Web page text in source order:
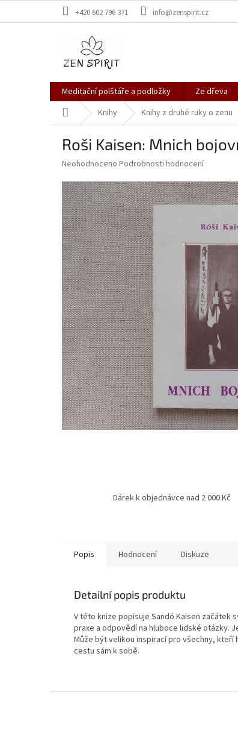
+420 602 796 371 info@zenspirit.cz
Meditační polštáře a podložky Ze dřeva
Domů Knihy Knihy z druhé ruky o zenu
Roši Kaisen: Mnich
Průměrné
produktu
je
0,0
z
5
hvězdiček.
Neohodnoceno Podrobnosti hodnocení
Dárek k objednávce nad 2 000 Kč
Popis Hodnocení Diskuze
Detailní popis produktu
V této knize popisuje Sandó Kaisen začátek
praxe a odpovědí na hluboce lidské otázky.
Může být velikou inspirací pro všechny, kteří
cestu sám k sobě.